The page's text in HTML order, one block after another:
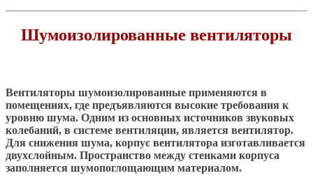
Шумоизолированные вентиляторы
Вентиляторы шумоизолированные применяются в
помещениях, где предъявляются высокие требования к
уровню шума. Одним из основных источников звуковых
колебаний, в системе вентиляции, является вентилятор.
Для снижения шума, корпус вентилятора изготавливается
двухслойным. Пространство между стенками корпуса
заполняется шумопоглощающим материалом.